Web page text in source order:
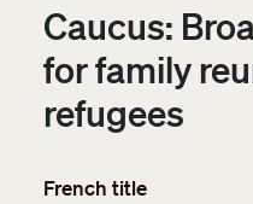
Caucus:
for family
refugees
French title